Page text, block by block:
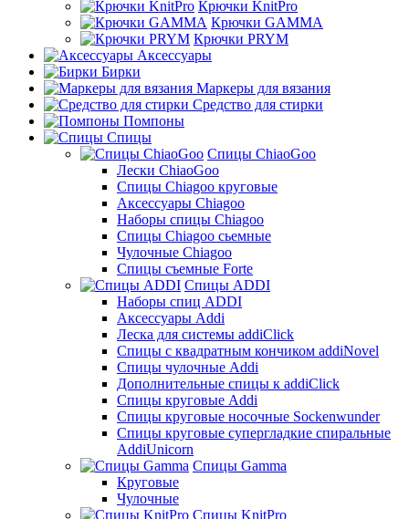
Крючки KnitPro
Крючки GAMMA
Крючки PRYM
Аксессуары
Бирки
Маркеры для вязания
Средство для стирки
Помпоны
Спицы
Спицы ChiaoGoo
Лески ChiaoGoo
Cпицы Сhiagoo круговые
Аксессуары Chiagoo
Наборы спицы Chiagoo
Спицы Chiagoo сьемные
Чулочные Chiagoo
Спицы съемные Forte
Спицы ADDI
Наборы спиц ADDI
Аксессуары Addi
Леска для системы addiClick
Спицы с квадратным кончиком addiNovel
Спицы чулочные Addi
Дополнительные спицы к addiClick
Спицы круговые Addi
Спицы круговые носочные Sockenwunder
Спицы круговые супергладкие спиральные
AddiUnicorn
Спицы Gamma
Круговые
Чулочные
Спицы KnitPro